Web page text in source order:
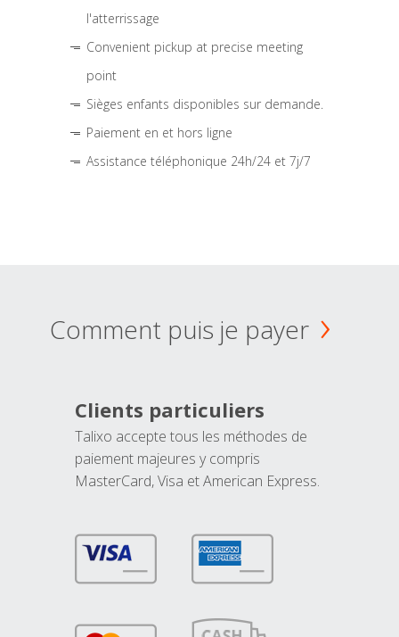
l'atterrissage
Convenient pickup at precise meeting
point
Sièges enfants disponibles sur demande.
Paiement en et hors ligne
Assistance téléphonique 24h/24 et 7j/7
Comment puis je payer
Clients particuliers
Talixo accepte tous les méthodes de
paiement majeures y compris
MasterCard, Visa et American Express.